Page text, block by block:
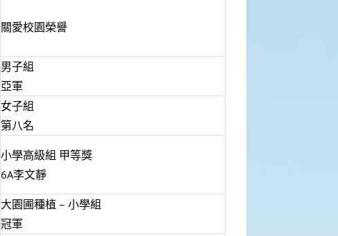
關愛校園榮譽
男子組
亞軍
女子組
第八名
小學高級組 甲等獎
6A李文靜
大園圃種植 – 小學組
冠軍